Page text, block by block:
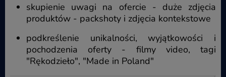
skupienie uwagi na ofercie - duże zdjęcia
produktów - packshoty i zdjęcia kontekstowe
podkreślenie unikalności, wyjątkowości i
pochodzenia oferty - filmy video, tagi
"Rękodzieło", "Made in Poland"